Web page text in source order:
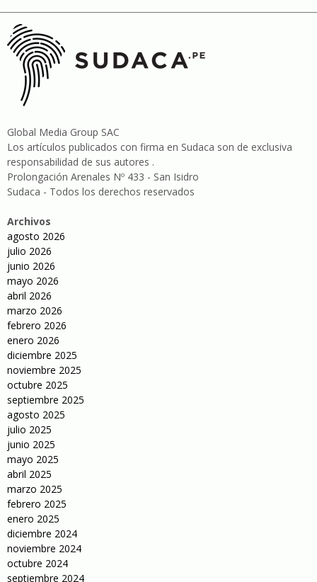
Global Media Group SAC
Los artículos publicados con firma en Sudaca son de exclusiva
responsabilidad de sus autores .
Prolongación Arenales Nº 433 - San Isidro
Sudaca - Todos los derechos reservados
Archivos
agosto 2026
julio 2026
junio 2026
mayo 2026
abril 2026
marzo 2026
febrero 2026
enero 2026
diciembre 2025
noviembre 2025
octubre 2025
septiembre 2025
agosto 2025
julio 2025
junio 2025
mayo 2025
abril 2025
marzo 2025
febrero 2025
enero 2025
diciembre 2024
noviembre 2024
octubre 2024
septiembre 2024